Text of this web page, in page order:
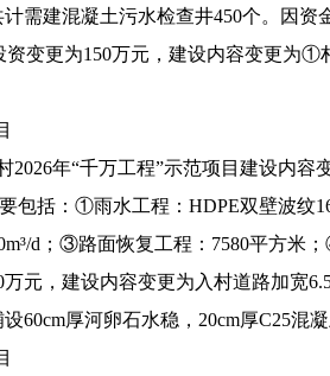
需建混凝土污水检查井450个。因
变更为150万元，建设内容变更为
年“千万工程”示范项目建设内容
包括：①雨水工程：HDPE双壁波纹
d；③路面恢复工程：7580平方米
元，建设内容变更为入村道路加宽
60cm厚河卵石水稳，20cm厚C25混